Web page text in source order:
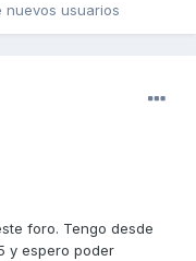
nuevos usuarios
foro. Tengo desde
y espero poder